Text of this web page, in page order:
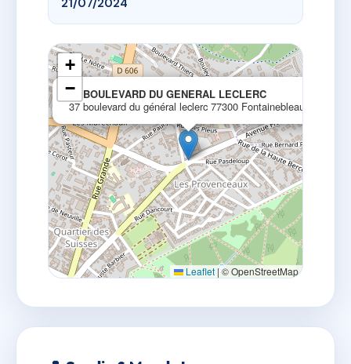
21/07/2024
37 BOULEVARD DU GENERAL LECLERC
37 boulevard du général leclerc 77300 Fontainebleau
+
−
Leaflet | © OpenStreetMap